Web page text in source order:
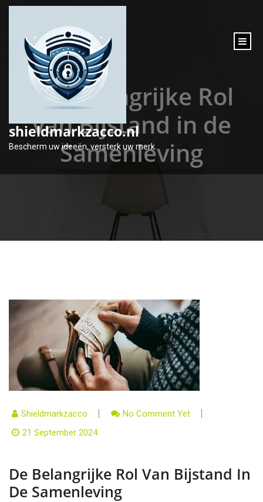
inhoud
shieldmarkzacco.nl
Bescherm uw ideeën, versterk uw merk.
De Belangrijke Rol
van Bijstand in de
Samenleving
Shieldmarkzacco
No Comment Yet
21 September 2024
De Belangrijke Rol Van Bijstand In
De Samenleving